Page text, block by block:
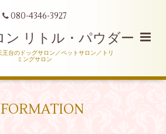
080-4346-3927
ン リトル・パウダー
王台のドッグサロン／ペットサロン／トリ
ミングサロン